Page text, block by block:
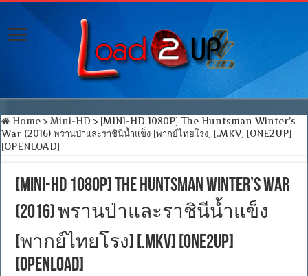
Home > Mini-HD > [MINI-HD 1080P] The Huntsman Winter’s
War (2016) พรานป่าและราชินีน้ำแข็ง [พากย์ไทยโรง] [.MKV] [ONE2UP]
[OPENLOAD]
[MINI-HD 1080P] The Huntsman Winter’s War
(2016) พรานป่าและราชินีน้ำแข็ง
[พากย์ไทยโรง] [.MKV] [ONE2UP]
[OPENLOAD]